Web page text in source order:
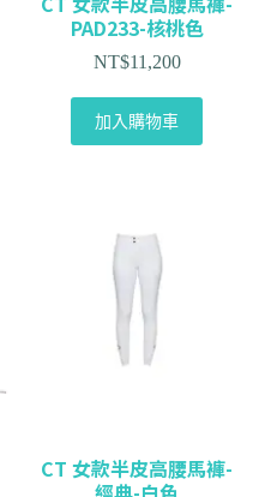
PAD233-核桃色
NT$11,200
加入購物車
CT 女款半皮高腰馬褲-